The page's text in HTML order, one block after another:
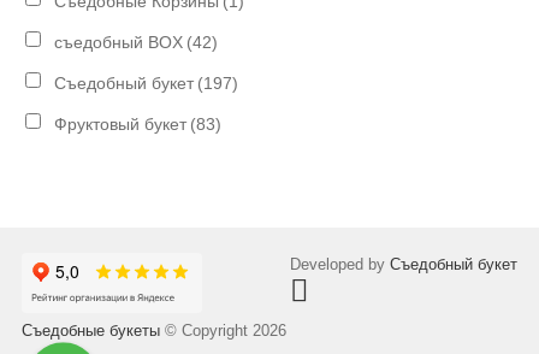
съедобный BOX (42)
Съедобный букет (197)
Фруктовый букет (83)
Съедобные букеты © Copyright 2026
Developed byСъедобный букет